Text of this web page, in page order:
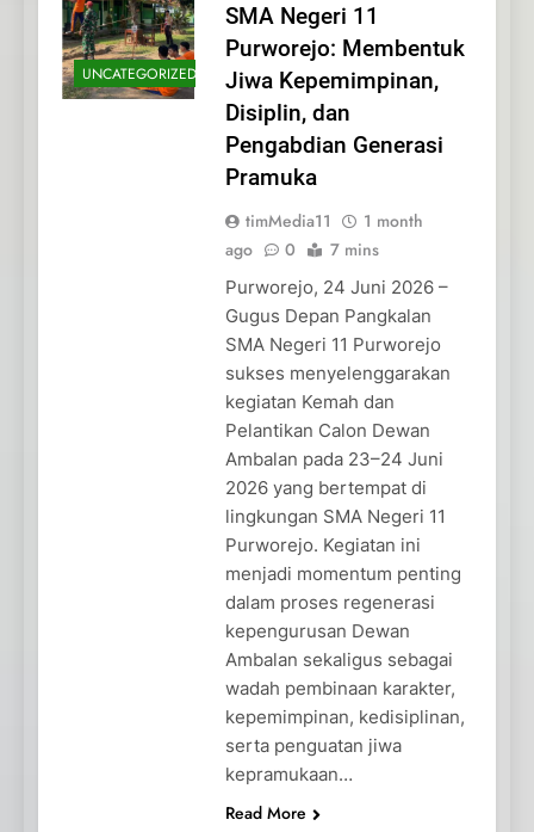
UNCATEGORIZED
SMA Negeri 11
Purworejo: Membentuk
Jiwa Kepemimpinan,
Disiplin, dan
Pengabdian Generasi
Pramuka
timMedia11
1 month
ago
0 7 mins
Purworejo, 24 Juni 2026 –
Gugus Depan Pangkalan
SMA Negeri 11 Purworejo
sukses menyelenggarakan
kegiatan Kemah dan
Pelantikan Calon Dewan
Ambalan pada 23–24 Juni
2026 yang bertempat di
lingkungan SMA Negeri 11
Purworejo. Kegiatan ini
menjadi momentum penting
dalam proses regenerasi
kepengurusan Dewan
Ambalan sekaligus sebagai
wadah pembinaan karakter,
kepemimpinan, kedisiplinan,
serta penguatan jiwa
kepramukaan…
Read More